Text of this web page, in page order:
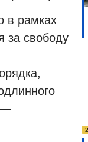
в рамках
за свободу
—